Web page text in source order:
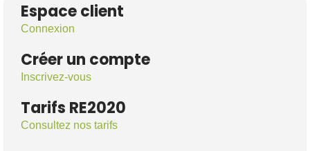
Espace client
Connexion
Créer un compte
Inscrivez-vous
Tarifs RE2020
Consultez nos tarifs